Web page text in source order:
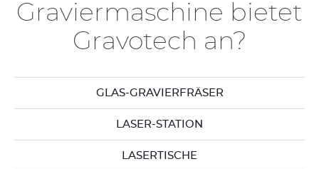
Graviermaschine bietet
Gravotech an?
GLAS-GRAVIERFRÄSER
LASER-STATION
LASERTISCHE